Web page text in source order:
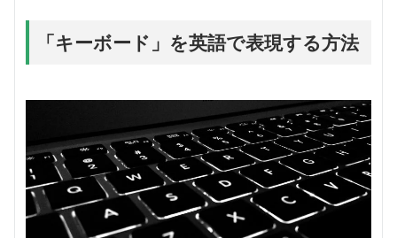
「キーボード」を英語で表現する方法